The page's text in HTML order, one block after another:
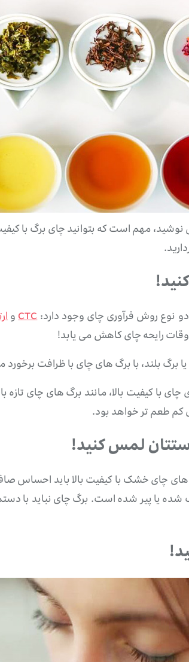
مهم است که بتوانید چای برگ با
نوع روش فرآوری چای وجود دارد:CTCو
رایحه چای کاهش می یابد!
برگ بلند، با برگ های چای با ظرافت
چای با کیفیت بالا، مانند برگ های چای
کم طعم تر خواهد بود.
لمس کنید!
های چای خشک با کیفیت بالا باید احساس
یا پیر شده است. برگ چای نباید با